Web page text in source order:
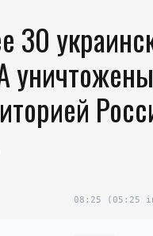
30
08:25 (05:25